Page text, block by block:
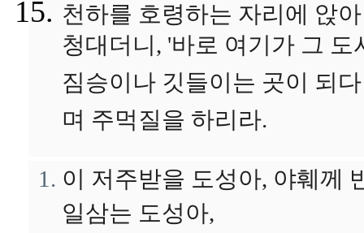
천하를 호령하는 자리에 앉
청대더니, '바로 여기가 그
짐승이나 깃들이는 곳이 되
며 주먹질을 하리라.
이 저주받을 도성아, 야훼께
일삼는 도성아,